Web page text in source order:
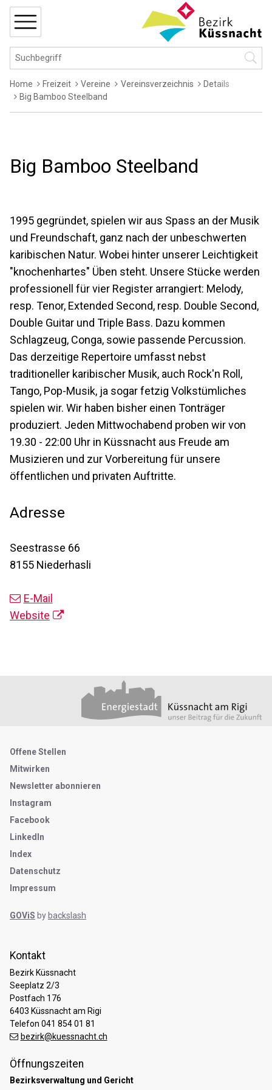
Navigieren in Küssnacht
Schnellnavigation
Hauptnavigation
Suchbegriff
Breadcrumb
Home Freizeit Vereine Vereinsverzeichnis
Details
Big Bamboo Steelband
Big Bamboo Steelband
1995 gegründet, spielen wir aus Spass an der Musik
und Freundschaft, ganz nach der unbeschwerten
karibischen Natur. Wobei hinter unserer Leichtigkeit
"knochenhartes" Üben steht. Unsere Stücke werden
professionell für vier Register arrangiert: Melody,
resp. Tenor, Extended Second, resp. Double Second,
Double Guitar und Triple Bass. Dazu kommen
Schlagzeug, Conga, sowie passende Percussion.
Das derzeitige Repertoire umfasst nebst
traditioneller karibischer Musik, auch Rock'n Roll,
Tango, Pop-Musik, ja sogar fetzig Volkstümliches
spielen wir. Wir haben bisher einen Tonträger
produziert. Jeden Mittwochabend proben wir von
19.30 - 22:00 Uhr in Küssnacht aus Freude am
Musizieren und zur Vorbereitung für unsere
öffentlichen und privaten Auftritte.
Adresse
Seestrasse 66
8155 Niederhasli
E-Mail
Website
Kontakt
Bezirk Küssnacht
Seeplatz 2/3
Postfach 176
6403 Küssnacht am Rigi
Telefon 041 854 01 81
bezirk@kuessnacht.ch
Öffnungszeiten
Bezirksverwaltung und Gericht
Metanavigation
Offene Stellen
Mitwirken
Newsletter abonnieren
Instagram
Facebook
LinkedIn
Index
Datenschutz
Impressum
GOViS by backslash